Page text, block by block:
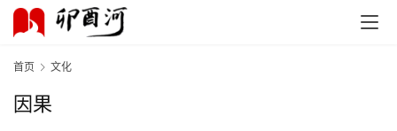
首页 文化
因果